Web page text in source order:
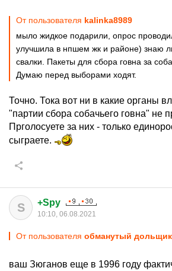
От пользователя kalinka8989
мыло жидкое подарили, опрос
улучшила в нпшем жк и районе) знаю
свалки. Пакеты для сбора говна за
Думаю перед выборами ходят.
Точно. Тока вот ни в какие органы
"партии сбора собачьего говна" не
Прголосуете за них - только
сыграете.
S +Spy
10:10, 06.08.2021
От пользователя обманутый дольщик
ваш Зюганов еще в 1996 году